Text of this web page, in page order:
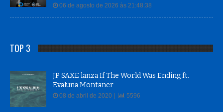
06 de agosto de 2026 às 21:48:38
TOP 3
JP SAXE lanza If The World Was Ending ft.
Evaluna Montaner
08 de abril de 2020 | 5596